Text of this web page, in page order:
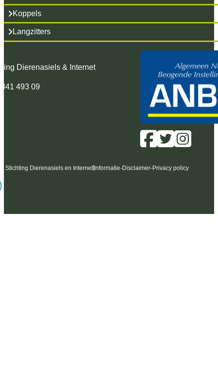
Koppels
Langzitters
Dierenasiels & Internet
493 09
Stichting Dierenasiels en Internet Informatie-Disclaimer-Privacy policy